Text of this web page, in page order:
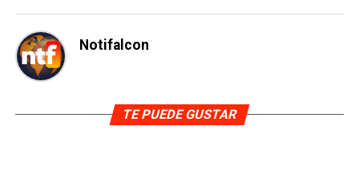
Notifalcon
TE PUEDE GUSTAR